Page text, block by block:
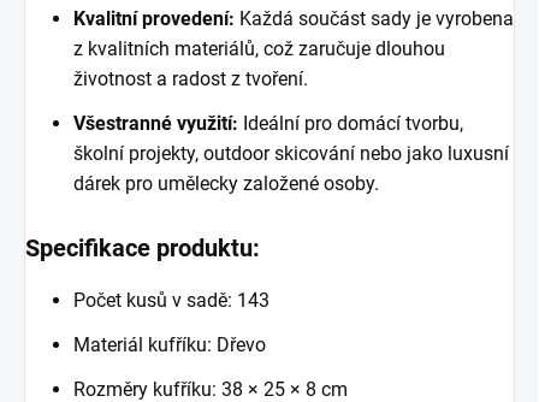
Kvalitní provedení: Každá součást sady je vyrobena
z kvalitních materiálů, což zaručuje dlouhou
životnost a radost z tvoření.
Všestranné využití: Ideální pro domácí tvorbu,
školní projekty, outdoor skicování nebo jako luxusní
dárek pro umělecky založené osoby.
Specifikace produktu:
Počet kusů v sadě: 143
Materiál kufříku: Dřevo
Rozměry kufříku: 38 × 25 × 8 cm